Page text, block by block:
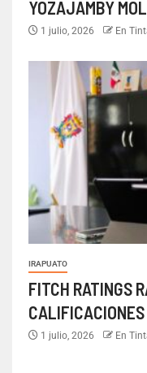
YOZAJAMBY
1 julio, 2026 En
IRAPUATO
FITCH RATINGS
1 julio, 2026 En